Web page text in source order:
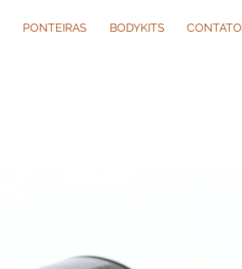
PONTEIRAS BODYKITS CONTATO